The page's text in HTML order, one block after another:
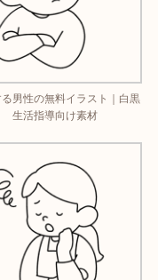
男性の無料イラスト｜白黒
生活指導向け素材